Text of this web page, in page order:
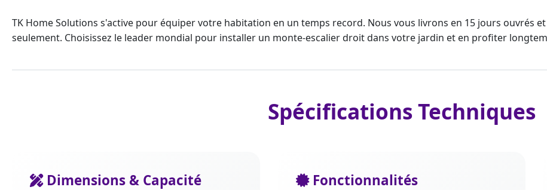
TK Home Solutions s'active pour équiper votre habitation en un temps record. Nous vous livrons en 15 jours ouvrés
seulement. Choisissez le leader mondial pour installer un monte-escalierdroit dans votre jardin et en profiter
Spécifications Techniques
Dimensions & Capacité Fonctionnalités